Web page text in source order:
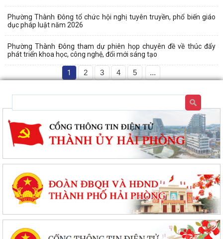
Phường Thành Đông tổ chức hội nghị tuyên truyền, phổ biến giáo
dục pháp luật năm 2026
Phường Thành Đông tham dự phiên họp chuyên đề về thúc đẩy
phát triển khoa học, công nghệ, đổi mới sáng tạo
1 2 3 4 5 ...